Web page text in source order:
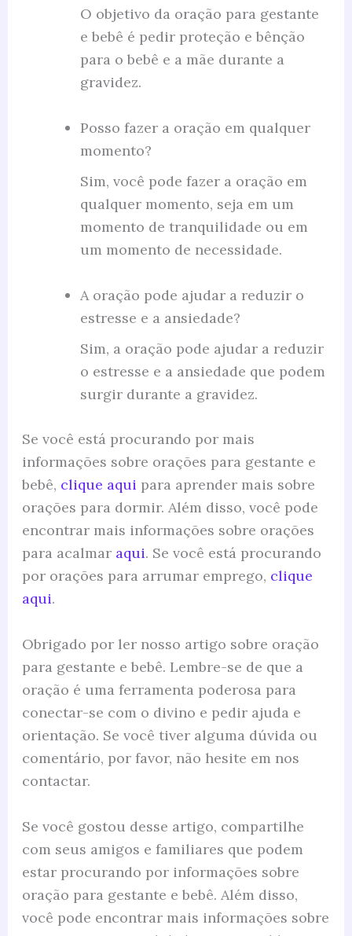
O objetivo da oração para gestante
e bebê é pedir proteção e bênção
para o bebê e a mãe durante a
gravidez.
Posso fazer a oração em qualquer
momento?
Sim, você pode fazer a oração em
qualquer momento, seja em um
momento de tranquilidade ou em
um momento de necessidade.
A oração pode ajudar a reduzir o
estresse e a ansiedade?
Sim, a oração pode ajudar a reduzir
o estresse e a ansiedade que podem
surgir durante a gravidez.
Se você está procurando por mais
informações sobre orações para gestante e
bebê, clique aqui para aprender mais sobre
orações para dormir. Além disso, você pode
encontrar mais informações sobre orações
para acalmar aqui. Se você está procurando
por orações para arrumar emprego, clique
aqui.
Obrigado por ler nosso artigo sobre oração
para gestante e bebê. Lembre-se de que a
oração é uma ferramenta poderosa para
conectar-se com o divino e pedir ajuda e
orientação. Se você tiver alguma dúvida ou
comentário, por favor, não hesite em nos
contactar.
Se você gostou desse artigo, compartilhe
com seus amigos e familiares que podem
estar procurando por informações sobre
oração para gestante e bebê. Além disso,
você pode encontrar mais informações sobre